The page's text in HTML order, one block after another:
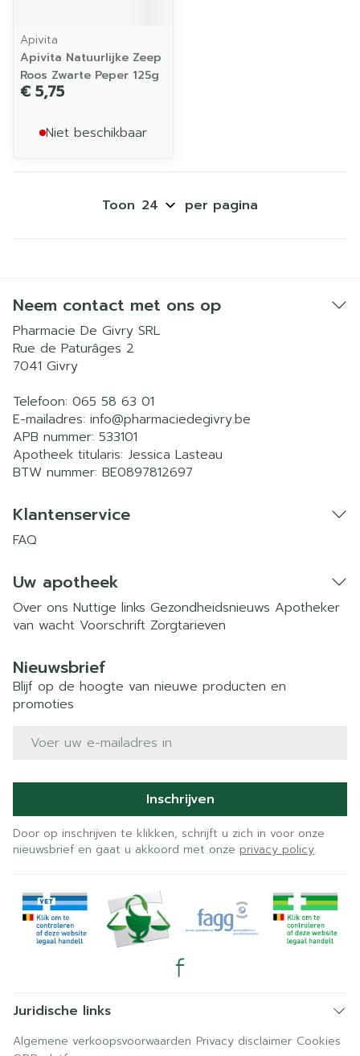
Apivita
Apivita Natuurlijke Zeep
Roos Zwarte Peper 125g
€ 5,75
Niet beschikbaar
Toon per pagina
Neem contact met ons op
Pharmacie De Givry SRL
Rue de Paturâges 2
7041 Givry
Telefoon: 065 58 63 01
E-mailadres: info@pharmaciedegivry.be
APB nummer: 533101
Apotheek titularis: Jessica Lasteau
BTW nummer: BE0897812697
Klantenservice
FAQ
Uw apotheek
Over ons Nuttige links Gezondheidsnieuws Apotheker
van wacht Voorschrift Zorgtarieven
Nieuwsbrief
Blijf op de hoogte van nieuwe producten en
promoties
E-mail adres
Inschrijven
Door op inschrijven te klikken, schrijft u zich in voor onze
nieuwsbrief en gaat u akkoord met onze privacy policy.
Juridische links
Algemene verkoopsvoorwaarden Privacy disclaimer Cookies